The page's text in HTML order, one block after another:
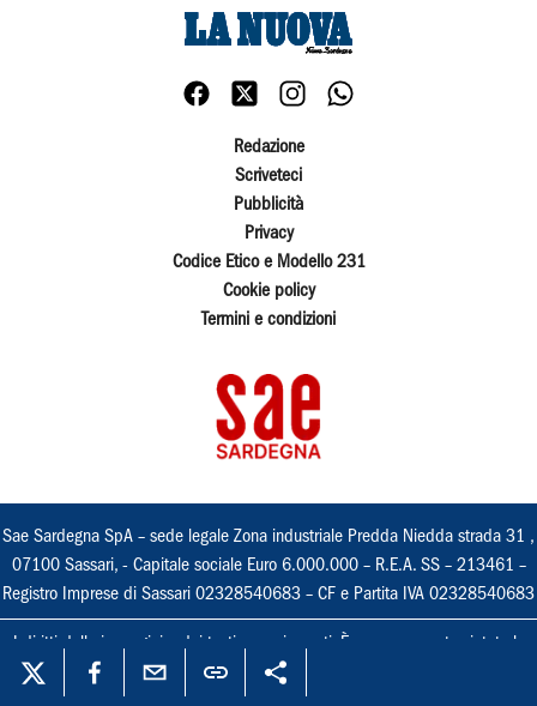
Redazione
Scriveteci
Pubblicità
Privacy
Codice Etico e Modello 231
Cookie policy
Termini e condizioni
Sae Sardegna SpA – sede legale Zona industriale Predda Niedda strada 31 ,
07100 Sassari, - Capitale sociale Euro 6.000.000 – R.E.A. SS – 213461 –
Registro Imprese di Sassari 02328540683 – CF e Partita IVA 02328540683
I diritti delle immagini e dei testi sono riservati. È espressamente vietata la
loro riproduzione con qualsiasi mezzo e l'adattamento totale o parziale.